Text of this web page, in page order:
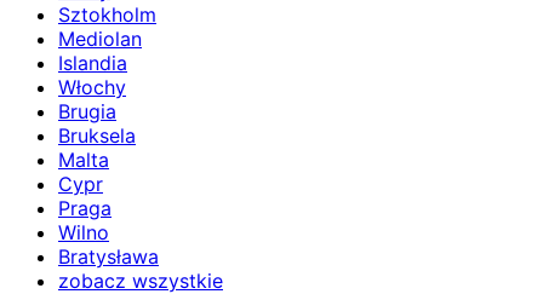
Sztokholm
Mediolan
Islandia
Włochy
Brugia
Bruksela
Malta
Cypr
Praga
Wilno
Bratysława
zobacz wszystkie